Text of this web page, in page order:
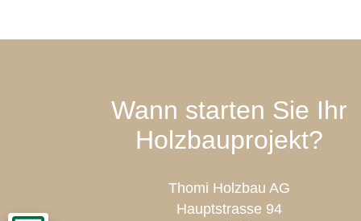
Wann starten Sie Ihr
Holzbauprojekt?
Thomi Holzbau AG
Hauptstrasse 94